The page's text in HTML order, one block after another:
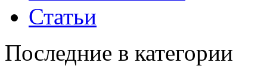
Статьи
Последние в категории